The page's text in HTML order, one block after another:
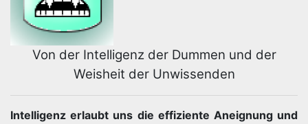
Von der Intelligenz der Dummen und der
Weisheit der Unwissenden
Intelligenz erlaubt uns die effiziente Aneignung und